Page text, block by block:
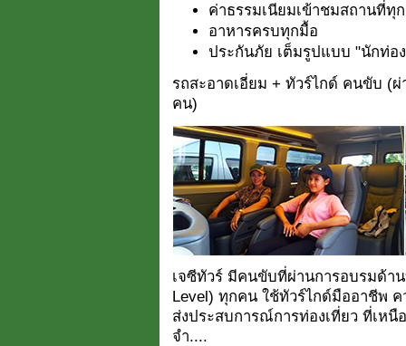
ค่าธรรมเนียมเข้าชมสถานที่ทุ
อาหารครบทุกมื้อ
ประกันภัย เต็มรูปแบบ "นักท่อ
รถสะอาดเอี่ยม + ทัวร์ไกด์ คนขับ (
คน)
เจซีทัวร์ มีคนขับที่ผ่านการอบรมด้า
Level) ทุกคน ใช้ทัวร์ไกด์มืออาชีพ
ส่งประสบการณ์การท่องเที่ยว ที่เห
จำ....